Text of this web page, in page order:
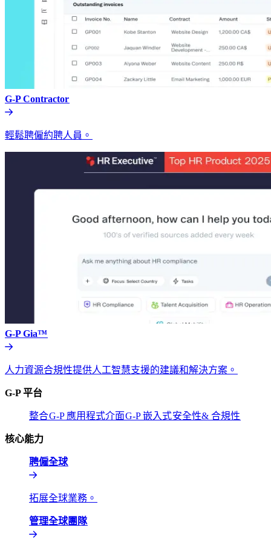
G-P Contractor​​
輕鬆聘僱約聘人員。​​
G-P Gia™​​
人力資源合規性提供人工智慧支援的建議和解決方案。​​
G-P 平台​​
整合​​G-P 應用程式介面​​G-P 嵌入式​​安全性& 合規性​​
核心能力​​
聘僱全球​​
拓展全球業務。​​
管理全球團隊​​